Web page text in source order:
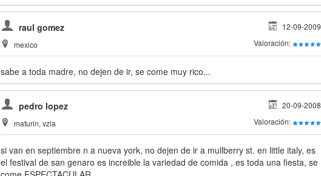
raul gomez
mexico
12-09-2009
Valoración:
sabe a toda madre, no dejen de ir, se come muy rico...
pedro lopez
maturin, vzla
20-09-2008
Valoración:
si van en septiembre n a nueva york, no dejen de ir a mullberry st. en little italy, es
el festival de san genaro es increible la variedad de comida , es toda una fiesta, se